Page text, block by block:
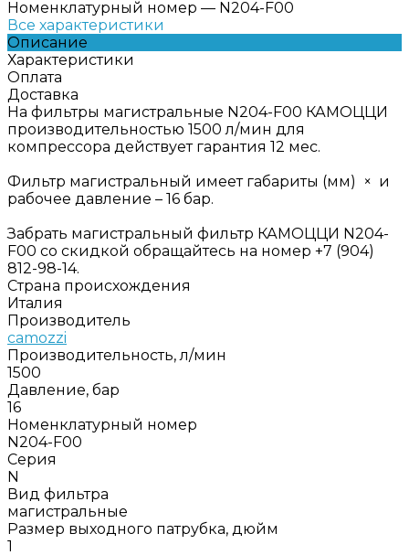
Номенклатурный номер — N204-F00
Все характеристики
Описание
Характеристики
Оплата
Доставка
На фильтры магистральные N204-F00 КАМОЦЦИ
производительностью 1500 л/мин для
компрессора действует гарантия 12 мес.
Фильтр магистральный имеет габариты (мм) × и
рабочее давление – 16 бар.
Забрать магистральный фильтр КАМОЦЦИ N204-
F00 со скидкой обращайтесь на номер +7 (904)
812-98-14.
Страна происхождения
Италия
Производитель
camozzi
Производительность, л/мин
1500
Давление, бар
16
Номенклатурный номер
N204-F00
Серия
N
Вид фильтра
магистральные
Размер выходного патрубка, дюйм
1